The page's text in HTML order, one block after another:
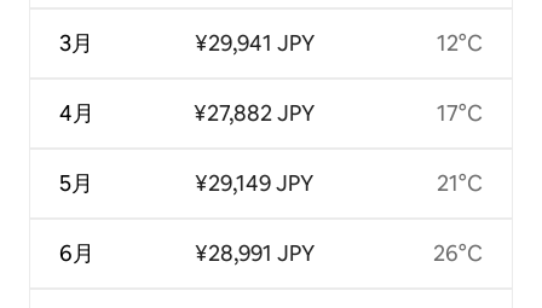
3月
4月
5月
6月
¥29,941 JPY
¥27,882 JPY
¥29,149 JPY
¥28,991 JPY
12°C
17°C
21°C
26°C